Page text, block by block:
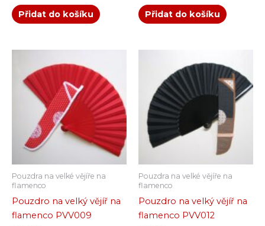
Přidat do košíku Přidat do košíku
Pouzdra na velké vějíře na
flamenco
Pouzdro na velký vějíř na
flamenco PVV009
Pouzdra na velké vějíře na
flamenco
Pouzdro na velký vějíř na
flamenco PVV012